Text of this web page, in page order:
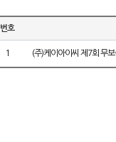
번호
1 (주)케이아이씨 제7회 무